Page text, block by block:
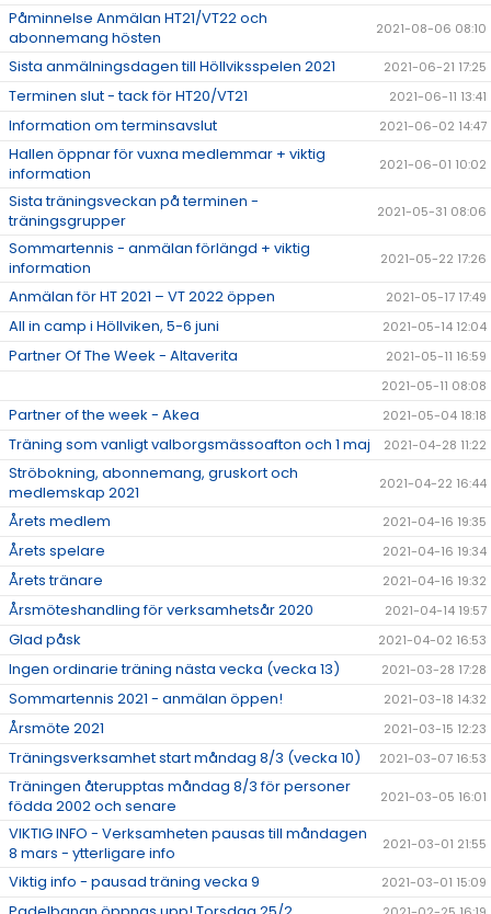
Påminnelse Anmälan HT21/VT22 och
abonnemang hösten
2021-08-06 08:10
Sista anmälningsdagen till Höllviksspelen 2021 2021-06-21 17:25
Terminen slut - tack för HT20/VT21 2021-06-11 13:41
Information om terminsavslut 2021-06-02 14:47
Hallen öppnar för vuxna medlemmar + viktig
information
2021-06-01 10:02
Sista träningsveckan på terminen -
träningsgrupper
2021-05-31 08:06
Sommartennis - anmälan förlängd + viktig
information
2021-05-22 17:26
Anmälan för HT 2021 – VT 2022 öppen 2021-05-17 17:49
All in camp i Höllviken, 5-6 juni 2021-05-14 12:04
Partner Of The Week - Altaverita
2021-05-11 16:59
2021-05-11 08:08
Partner of the week - Akea 2021-05-04 18:18
Träning som vanligt valborgsmässoafton och 1 maj 2021-04-28 11:22
Ströbokning, abonnemang, gruskort och
medlemskap 2021
2021-04-22 16:44
Årets medlem 2021-04-16 19:35
Årets spelare 2021-04-16 19:34
Årets tränare 2021-04-16 19:32
Årsmöteshandling för verksamhetsår 2020 2021-04-14 19:57
Glad påsk 2021-04-02 16:53
Ingen ordinarie träning nästa vecka (vecka 13) 2021-03-28 17:28
Sommartennis 2021 - anmälan öppen! 2021-03-18 14:32
Årsmöte 2021 2021-03-15 12:23
Träningsverksamhet start måndag 8/3 (vecka 10) 2021-03-07 16:53
Träningen återupptas måndag 8/3 för personer
födda 2002 och senare
2021-03-05 16:01
VIKTIG INFO - Verksamheten pausas till måndagen
8 mars - ytterligare info
2021-03-01 21:55
Viktig info - pausad träning vecka 9 2021-03-01 15:09